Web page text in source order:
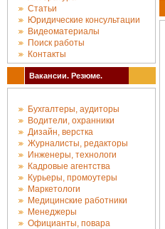
Статьи
Юридические консультации
Видеоматериалы
Поиск работы
Контакты
Вакансии. Резюме.
Бухгалтеры, аудиторы
Водители, охранники
Дизайн, верстка
Журналисты, редакторы
Инженеры, технологи
Кадровые агентства
Курьеры, промоутеры
Маркетологи
Медицинские работники
Менеджеры
Официанты, повара